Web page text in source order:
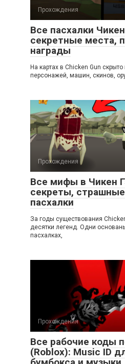
Прохождения
Все пасхалки
секретные места,
награды
На картах в Chicken Gun
персонажей, машин, скинов,
Прохождения
Все мифы в Чикен
секреты,
пасхалки
За годы существования
десятки легенд. Одни
пасхалках,
Прохождения
Все рабочие коды
(Roblox): Music ID